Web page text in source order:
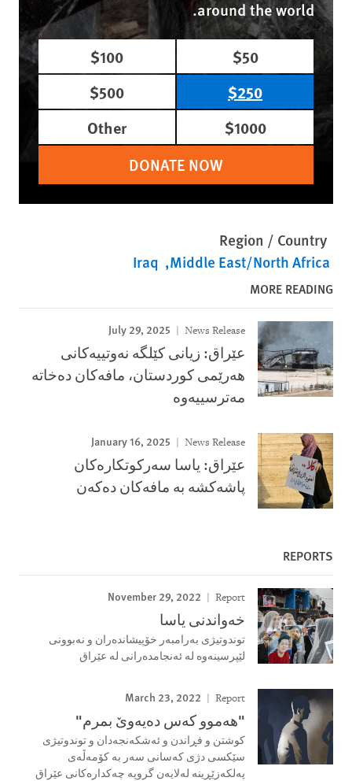
around the world.
$50
$100
$250
$500
$1000
Other
DONATE NOW
Region / Country
Middle East/North Africa
Iraq
MORE READING
July 29, 2025 News Release
عێراق: زیانى کێلگە نەوتییەکانى
هەرێمى کوردستان، مافەکان دەخاتە
مەترسییەوە
January 16, 2025 News Release
عێراق: یاسا سەركوتكارەكان
پاشەكشە بە مافەكان دەكەن
REPORTS
November 29, 2022 Report
خەواندنى یاسا
توندوتیژى بەرامبەر خۆپیشاندەران و نەبوونى
لێپرسینەوە لە ئەنجامدەرانی لە عێراق
March 23, 2022 Report
"هەموو کەس دەیەوێ بمرم"
کوشتن و فڕاندن و ئەشکەنجەدان و توندوتیژی
سێکسی دژی کەسانی سەر بە کۆمەڵەی
پەلکەزێڕینە لەلایەن گروپە چەکدارەکانی عێراق